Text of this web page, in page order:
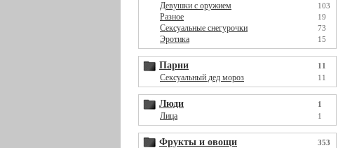
Девушки с оружием 103
Разное 19
Сексуальные снегурочки 73
Эротика 15
Парни 11
Сексуальный дед мороз 11
Люди 1
Лица 1
Фрукты и овощи 353